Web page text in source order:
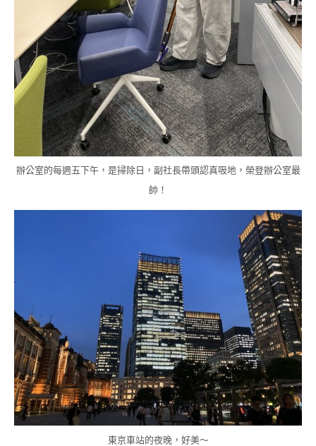
辦公室的每週五下午，是掃除日，副社長帶頭認真吸地，榮登辦公室最
帥！
東京車站的夜晚，好美～